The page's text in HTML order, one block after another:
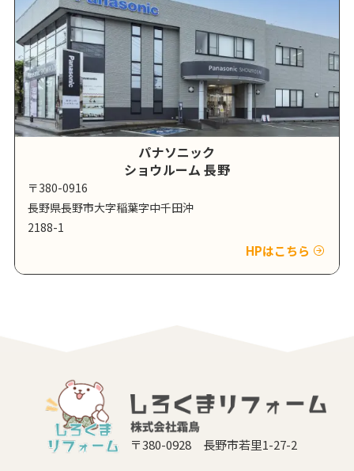
パナソニック
ショウルーム 長野
〒380-0916
長野県長野市大字稲葉字中千田沖
2188-1
HPはこちら
〒380-0928 長野市若里1-27-2